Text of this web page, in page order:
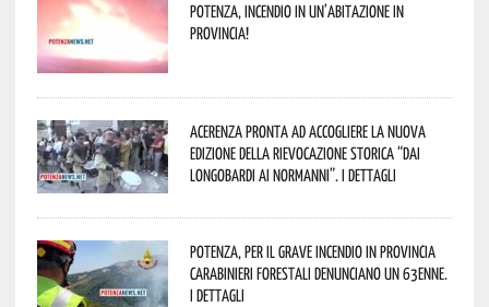
Potenza, incendio in un’abitazione in
provincia!
Acerenza pronta ad accogliere la nuova
edizione della rievocazione storica “Dai
Longobardi ai Normanni”. I dettagli
Potenza, per il grave incendio in Provincia
Carabinieri forestali denunciano un 63enne.
I dettagli